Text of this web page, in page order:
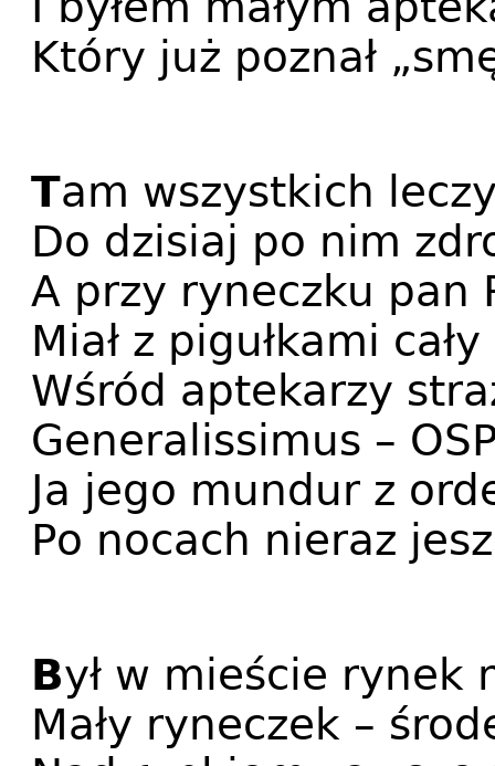
Który już poznał
Tam wszystkich
Do dzisiaj po nim
A przy ryneczku pan
Miał z pigułkami
Wśród aptekarzy
Generalissimus –
Ja jego mundur z
Po nocach nieraz
Był w mieście rynek
Mały ryneczek –